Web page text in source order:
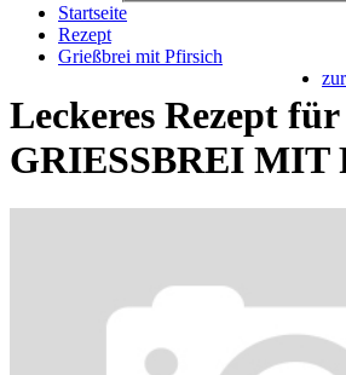
Startseite
Rezept
Grießbrei mit Pfirsich
Leckeres Rezept für
GRIESSBREI MIT